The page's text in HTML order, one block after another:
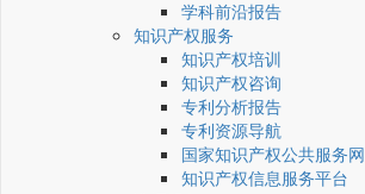
学科前沿报告
知识产权服务
知识产权培训
知识产权咨询
专利分析报告
专利资源导航
国家知识产权公共服务网
知识产权信息服务平台